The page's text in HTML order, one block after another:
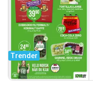
Trender